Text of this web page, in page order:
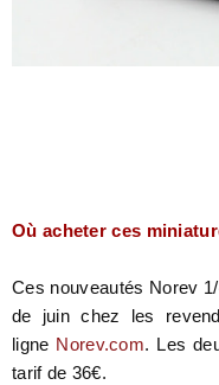
Où acheter ces
Ces nouveautés Norev
de juin chez les
ligne Norev.com. Les
tarif de 36€.